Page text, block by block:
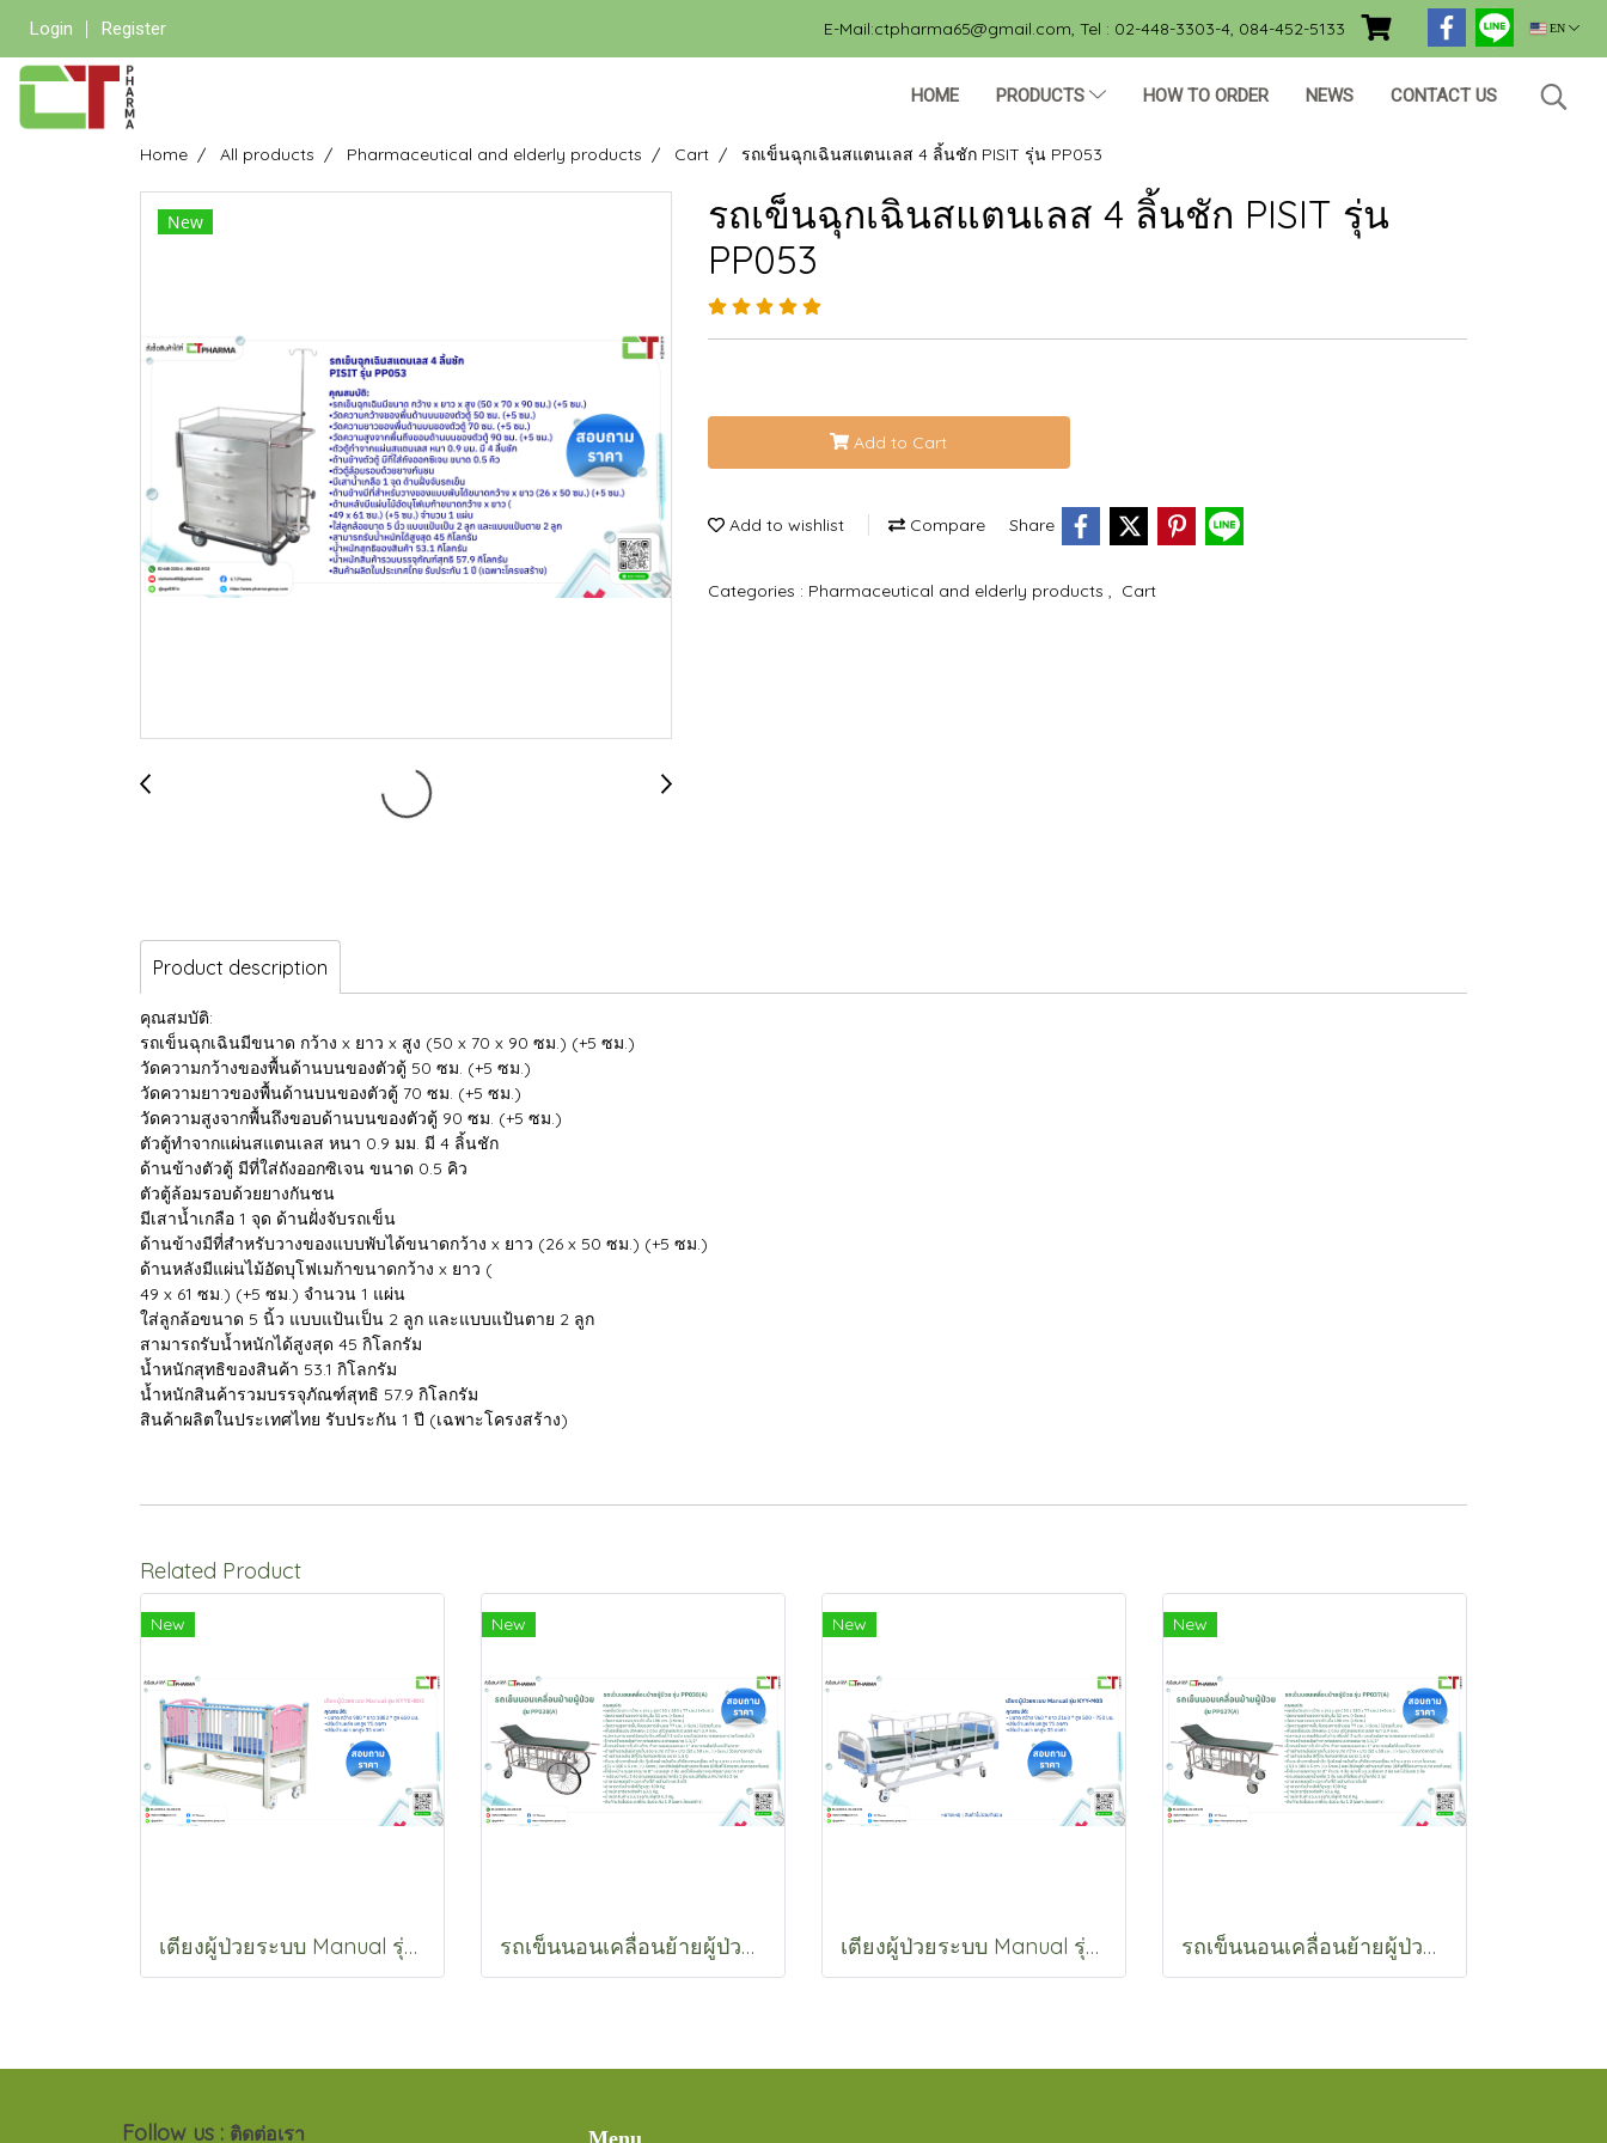
Login Register E-Mail:ctpharma65@gmail.com, Tel : 02-448-3303-4, 084-452-5133 EN
HOME PRODUCTS HOW TO ORDER NEWS CONTACT US
Home All products Pharmaceutical and elderly products Cart รถเข็นฉุกเฉินสแตนเลส 4 ลิ้นชัก PISIT รุ่น PP053
New
รถเข็นฉุกเฉินสแตนเลส 4 ลิ้นชัก PISIT รุ่น
PP053
Add to Cart
Add to wishlist Compare Share
Categories : Pharmaceutical and elderly products Cart
Product description
คุณสมบัติ:
รถเข็นฉุกเฉินมีขนาด กว้าง x ยาว x สูง (50 x 70 x 90 ซม.) (+5 ซม.)
วัดความกว้างของพื้นด้านบนของตัวตู้ 50 ซม. (+5 ซม.)
วัดความยาวของพื้นด้านบนของตัวตู้ 70 ซม. (+5 ซม.)
วัดความสูงจากพื้นถึงขอบด้านบนของตัวตู้ 90 ซม. (+5 ซม.)
ตัวตู้ทำจากแผ่นสแตนเลส หนา 0.9 มม. มี 4 ลิ้นชัก
ด้านข้างตัวตู้ มีที่ใส่ถังออกซิเจน ขนาด 0.5 คิว
ตัวตู้ล้อมรอบด้วยยางกันชน
มีเสาน้ำเกลือ 1 จุด ด้านฝั่งจับรถเข็น
ด้านข้างมีที่สำหรับวางของแบบพับได้ขนาดกว้าง x ยาว (26 x 50 ซม.) (+5 ซม.)
ด้านหลังมีแผ่นไม้อัดบุโฟเมก้าขนาดกว้าง x ยาว (
49 x 61 ซม.) (+5 ซม.) จํานวน 1 แผ่น
ใส่ลูกล้อขนาด 5 นิ้ว แบบแป้นเป็น 2 ลูก และแบบแป้นตาย 2 ลูก
สามารถรับน้ำหนักได้สูงสุด 45 กิโลกรัม
น้ำหนักสุทธิของสินค้า 53.1 กิโลกรัม
น้ำหนักสินค้ารวมบรรจุภัณฑ์สุทธิ 57.9 กิโลกรัม
สินค้าผลิตในประเทศไทย รับประกัน 1 ปี (เฉพาะโครงสร้าง)
Related Product
New
เตียงผู้ป่วยระบบ Manual รุ่น KYYE-B03
New
รถเข็นนอนเคลื่อนย้ายผู้ป่วย รุ่น PP038(A)
New
เตียงผู้ป่วยระบบ Manual รุ่น KYY-M03
New
รถเข็นนอนเคลื่อนย้ายผู้ป่วย รุ่น PP037(A)
Follow us : ติดต่อเรา Menu